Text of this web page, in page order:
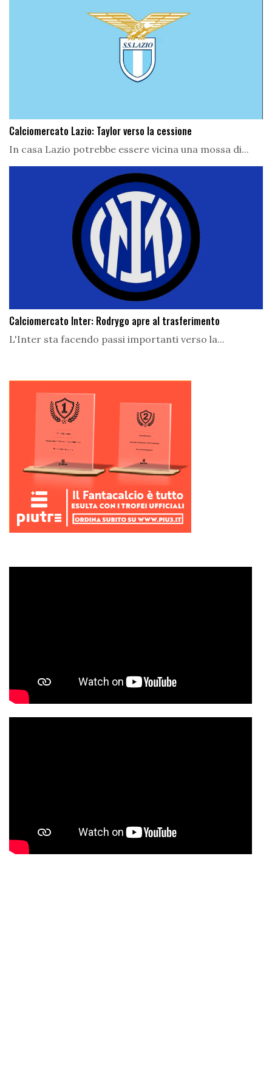
Calciomercato Lazio: Taylor verso la cessione
In casa Lazio potrebbe essere vicina una mossa di...
Calciomercato Inter: Rodrygo apre al trasferimento
L'Inter sta facendo passi importanti verso la...